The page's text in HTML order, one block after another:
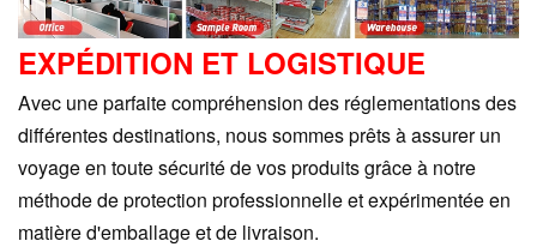
EXPÉDITION ET LOGISTIQUE
Avec une parfaite compréhension des réglementations des
différentes destinations, nous sommes prêts à assurer un
voyage en toute sécurité de vos produits grâce à notre
méthode de protection professionnelle et expérimentée en
matière d'emballage et de livraison.